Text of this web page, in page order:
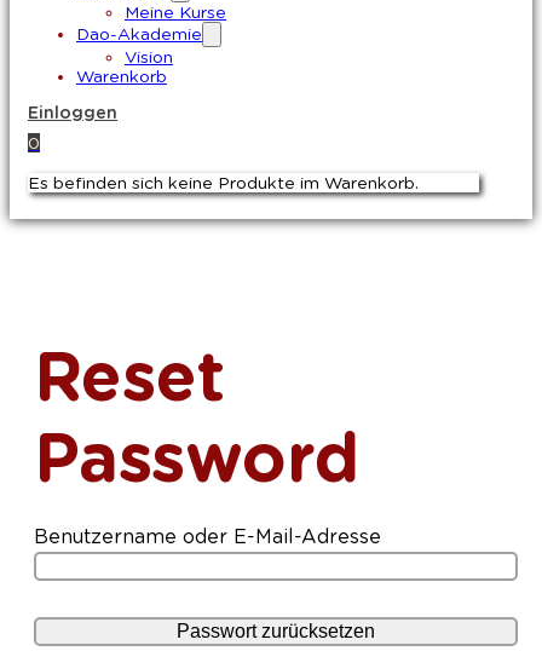
Meine Kurse
Dao-Akademie
Vision
Warenkorb
Einloggen
0
Es befinden sich keine Produkte im Warenkorb.
Reset
Password
Benutzername oder E-Mail-Adresse